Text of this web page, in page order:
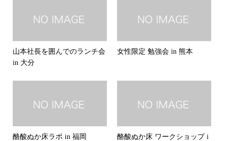
山本社長を囲んでのランチ会
in 大分
女性限定 勉強会 in 熊本
酪酸ぬか床ラボ in 福岡
酪酸ぬか床 ワークショップ i